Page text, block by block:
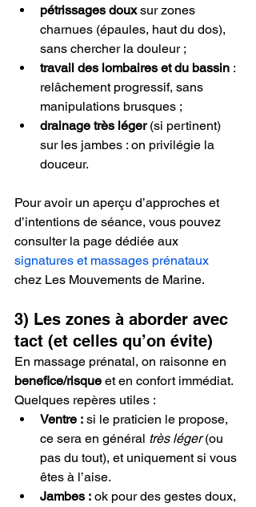
pétrissages doux sur zones
charnues (épaules, haut du dos),
sans chercher la douleur ;
travail des lombaires et du bassin :
relâchement progressif, sans
manipulations brusques ;
drainage très léger (si pertinent)
sur les jambes : on privilégie la
douceur.
Pour avoir un aperçu d’approches et
d’intentions de séance, vous pouvez
consulter la page dédiée aux
signatures et massages prénataux
chez Les Mouvements de Marine.
3) Les zones à aborder avec
tact (et celles qu’on évite)
En massage prénatal, on raisonne en
benefice/risque et en confort immédiat.
Quelques repères utiles :
Ventre : si le praticien le propose,
ce sera en général très léger (ou
pas du tout), et uniquement si vous
êtes à l’aise.
Jambes : ok pour des gestes doux,